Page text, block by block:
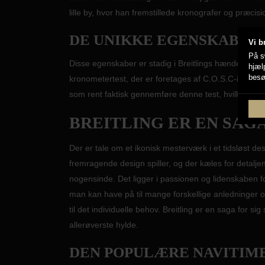
lille by, hvor han fremstillede kronografer og
DE UNIKKE EGENSKABER
Disse egenskaber er stadig i Breitlings hænder og
kronometertest, der er foretages af C.O.S.C-
som rent faktisk gennemføre denne test, hvilke
BREITLING ER EN
Der er tale om et ikonisk mesterværk i et tidsløst
fremragende design spiller, og der kæles for
nogensinde. Det ligger i passionen og
man kan have på til mange forskellige anledninger
til det individuelle behov. Breitling er en saga for
allerøverste hylde.
DEN POPULÆRE
Vi
På